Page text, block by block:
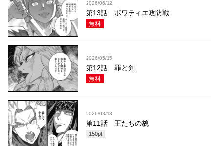
2026/06/12
第13話 ポワティエ攻防戦
無料
2026/05/15
第12話 罪と剣
無料
2026/03/13
第11話 王たちの貌
150pt